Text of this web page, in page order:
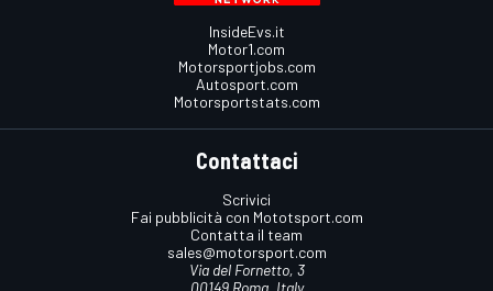
InsideEvs.it
Motor1.com
Motorsportjobs.com
Autosport.com
Motorsportstats.com
Contattaci
Scrivici
Fai pubblicità con Mototsport.com
Contatta il team
sales@motorsport.com
Via del Fornetto, 3
00149 Roma, Italy